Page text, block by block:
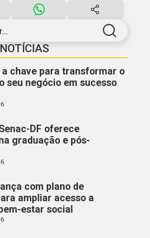
a chave para transformar o
seu negócio em sucesso
DF oferece
graduação e pós-
com plano de
ampliar acesso a
estar social